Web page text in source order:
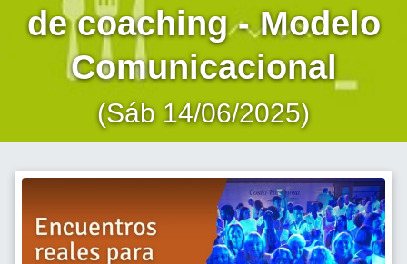
de coaching - Modelo
Comunicacional
(Sáb 14/06/2025)